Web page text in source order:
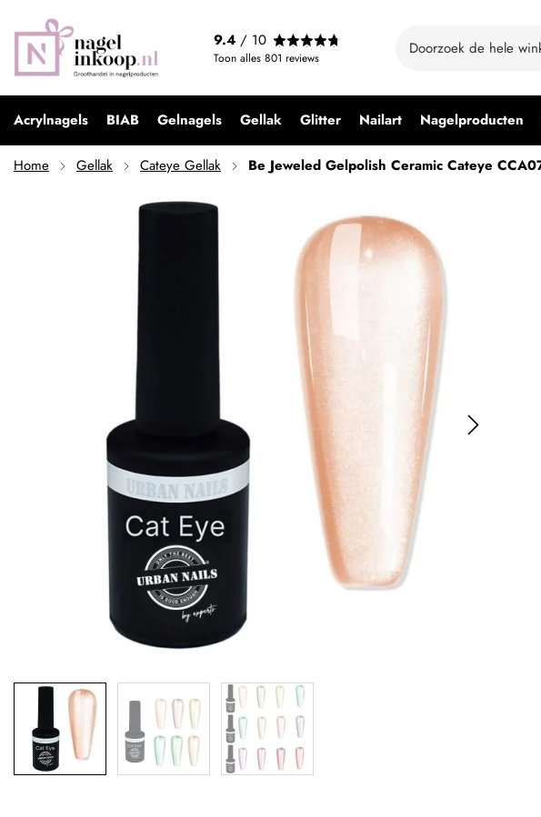
9.4 / 10
Toon alles 801 reviews
Acrylnagels BIAB Gelnagels Gellak Glitter Nailart Nagelproducten
Home Gellak Cateye Gellak Be Jeweled Gelpolish Ceramic Cateye
Be Jeweled Gelpolish Ceramic Cateye CCA07
€ 9,99